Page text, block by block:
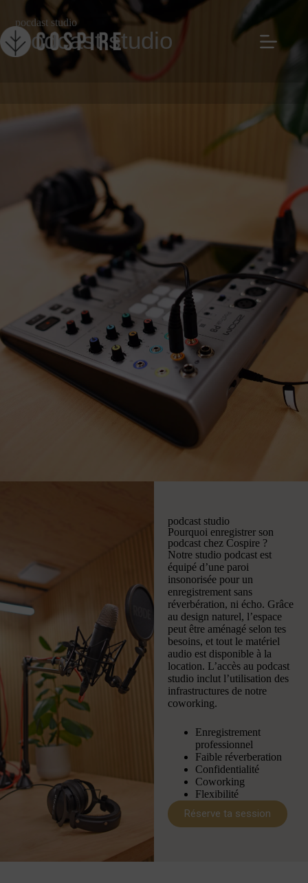
pocdast studio
Podcast studio
podcast studio
Pourquoi enregistrer son
podcast chez Cospire ?
Notre studio podcast est
équipé d’une paroi
insonorisée pour un
enregistrement sans
réverbération, ni écho. Grâce
au design naturel, l’espace
peut être aménagé selon tes
besoins, et tout le matériel
audio est disponible à la
location. L’accès au podcast
studio inclut l’utilisation des
infrastructures de notre
coworking.
Enregistrement
professionnel
Faible réverberation
Confidentialité
Coworking
Flexibilité
Réserve ta session